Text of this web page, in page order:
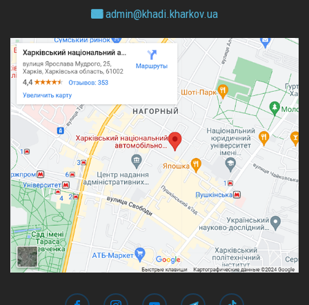
admin@khadi.kharkov.ua